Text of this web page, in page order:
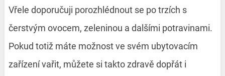
Vřele doporučuji porozhlédnout se po trzích s
čerstvým ovocem, zeleninou a dalšími potravinami.
Pokud totiž máte možnost ve svém ubytovacím
zařízení vařit, můžete si takto zdravě dopřát i